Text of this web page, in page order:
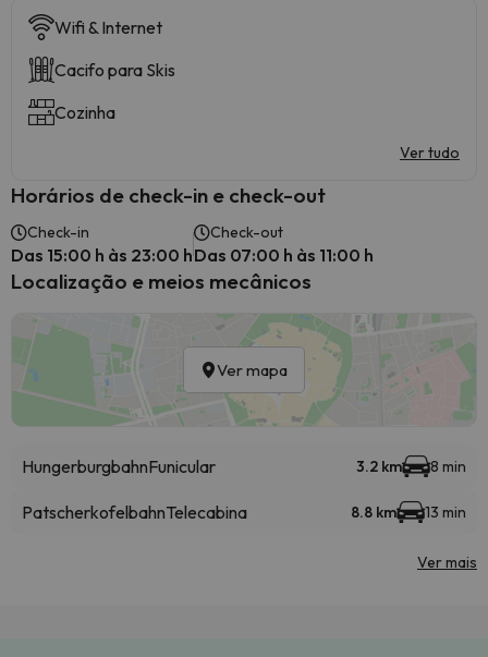
Wifi & Internet
Cacifo para Skis
Cozinha
Ver tudo
Horários de check-in e check-out
Check-in
Das 15:00 h às 23:00 h
Check-out
Das 07:00 h às 11:00 h
Localização e meios mecânicos
Ver mapa
HungerburgbahnFunicular 3.2 km 8 min
PatscherkofelbahnTelecabina 8.8 km 13 min
Ver mais